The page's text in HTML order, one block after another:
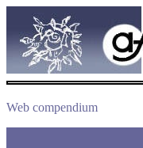
Web compendium